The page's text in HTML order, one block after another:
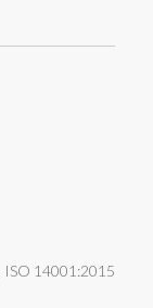
ISO 14001:2015